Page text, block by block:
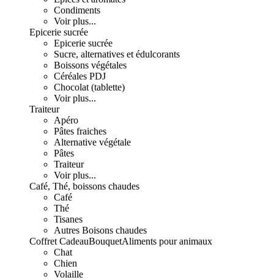
Condiments
Voir plus...
Epicerie sucrée
Epicerie sucrée
Sucre, alternatives et édulcorants
Boissons végétales
Céréales PDJ
Chocolat (tablette)
Voir plus...
Traiteur
Apéro
Pâtes fraiches
Alternative végétale
Pâtes
Traiteur
Voir plus...
Café, Thé, boissons chaudes
Café
Thé
Tisanes
Autres Boisons chaudes
Coffret CadeauBouquetAliments pour animaux
Chat
Chien
Volaille